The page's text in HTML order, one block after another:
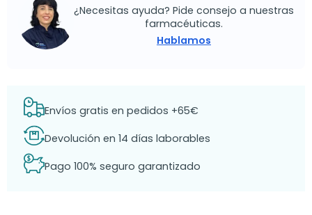
¿Necesitas ayuda? Pide consejo a nuestras
farmacéuticas.
Hablamos
Envíos gratis en pedidos +65€
Devolución en 14 días laborables
Pago 100% seguro garantizado